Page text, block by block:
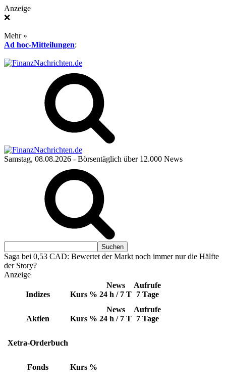
Anzeige
❌
Mehr »
Ad hoc-Mitteilungen:
Samstag, 08.08.2026 - Börsentäglich über 12.000 News
Saga bei 0,53 CAD: Bewertet der Markt noch immer nur die Hälfte
der Story?
Anzeige
Indizes Kurs %
News
24 h / 7 T
Aufrufe
7 Tage
Aktien Kurs %
News
24 h / 7 T
Aufrufe
7 Tage
Xetra-Orderbuch
Fonds Kurs %